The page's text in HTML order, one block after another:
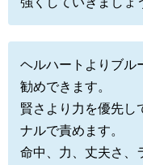
ヘルハートよりブル
勧めできます。
賢さより力を優先し
ナルで責めます。
命中、力、丈夫さ、